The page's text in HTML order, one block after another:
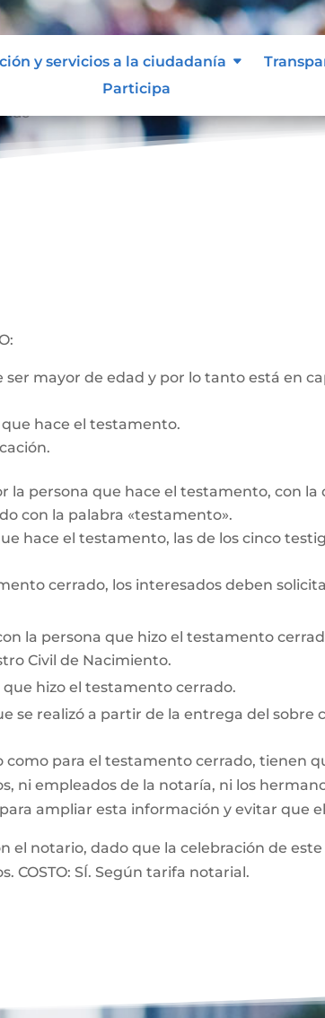
y servicios a la ciudadanía
Participa
mayor de edad y por lo tanto está en
hace el testamento.
persona que hace el testamento, con la
con la palabra «testamento».
hace el testamento, las de los cinco
cerrado, los interesados deben
la persona que hizo el testamento
Civil de Nacimiento.
hizo el testamento cerrado.
se realizó a partir de la entrega del sobre
para el testamento cerrado, tienen
ni empleados de la notaría, ni los
ampliar esta información y evitar que
el notario, dado que la celebración de
COSTO: SÍ. Según tarifa notarial.